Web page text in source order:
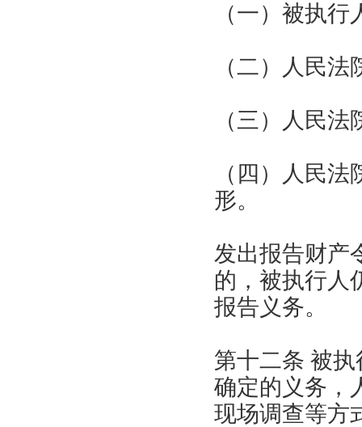
（一）被执
（二）人民
（三）人民
（四）人民
形。
发出报告财产
的，被执行人
报告义务。
第十二条 被
确定的义务，
现场调查等方